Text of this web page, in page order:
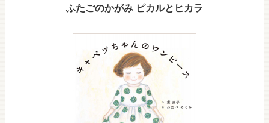
ふたごのかがみ ピカルとヒカラ